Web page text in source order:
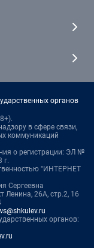
органов
в сфере связи,
коммуникаций
о регистрации: ЭЛ №
г.
"ИНТЕРНЕТ
Сергеевна
Ленина, 26А, стр.2, 16
органов: